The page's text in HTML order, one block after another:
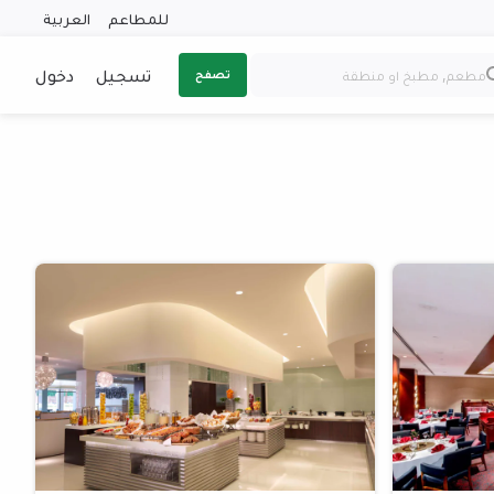
للمطاعم العربية
تصفح تسجيل دخول